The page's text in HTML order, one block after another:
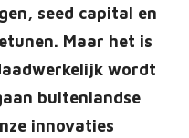
seed capital en
Maar het is
wordt
buitenlandse
innovaties